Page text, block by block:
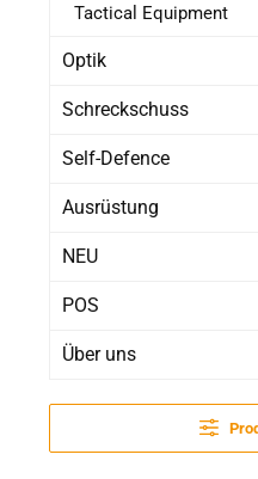
Tactical Equipment
Optik
Schreckschuss
Self-Defence
Ausrüstung
NEU
POS
Über uns